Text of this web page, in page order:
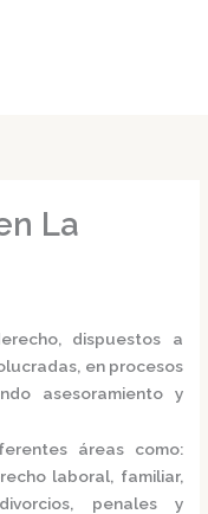
La
dispuestos a
en procesos
asesoramiento y
áreas como:
laboral, familiar,
penales y